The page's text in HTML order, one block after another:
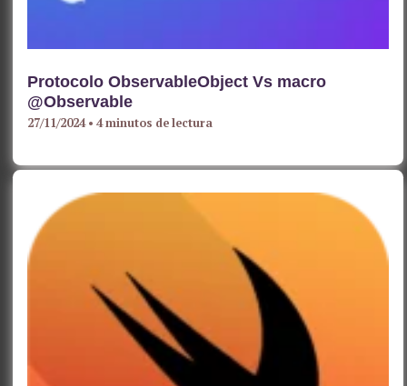
Protocolo ObservableObject Vs macro
@Observable
27/11/2024•4 minutos de lectura